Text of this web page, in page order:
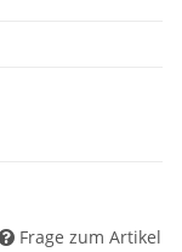
Frage zum Artikel